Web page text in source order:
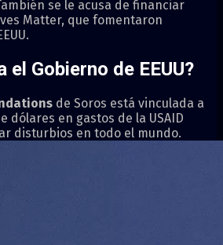
se le acusa de financiar
Matter, que fomentaron
el Gobierno de EEUU?
de Soros está vinculada a
dólares en gastos de la USAID
disturbios en todo el mundo.